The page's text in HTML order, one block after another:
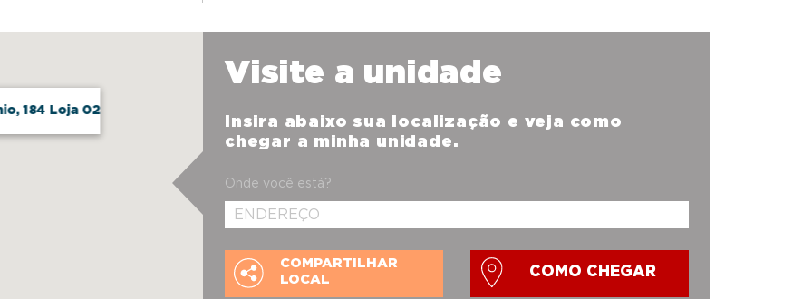
184 Loja 02
Visite a unidade
Insira abaixo sua localização e veja como
chegar a minha unidade.
Onde você está?
COMPARTILHAR
LOCAL
COMO CHEGAR